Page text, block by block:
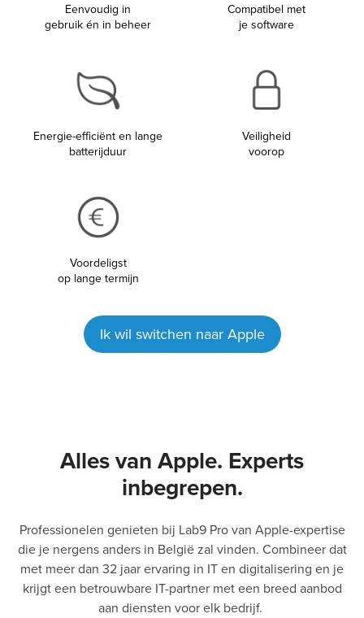
Eenvoudig in
gebruik én in beheer
Compatibel met
je software
Energie-efficiënt en lange
batterijduur
Veiligheid
voorop
Voordeligst
op lange termijn
Ik wil switchen naar Apple
Alles van Apple. Experts
inbegrepen.
Professionelen genieten bij Lab9 Pro van Apple-expertise
die je nergens anders in België zal vinden. Combineer dat
met meer dan 32 jaar ervaring in IT en digitalisering en je
krijgt een betrouwbare IT-partner met een breed aanbod
aan diensten voor elk bedrijf.